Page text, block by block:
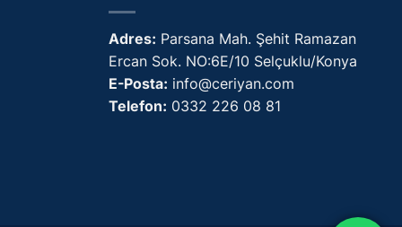
Adres: Parsana Mah. Şehit Ramazan
Ercan Sok. NO:6E/10 Selçuklu/Konya
E-Posta: info@ceriyan.com
Telefon: 0332 226 08 81